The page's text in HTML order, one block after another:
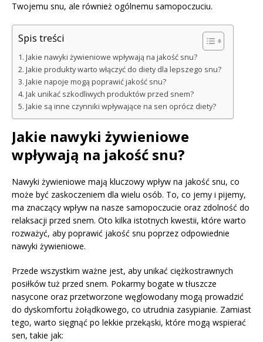
Twojemu snu, ale również ogólnemu samopoczuciu.
Spis treści
Jakie nawyki żywieniowe wpływają na jakość snu?
Jakie produkty warto włączyć do diety dla lepszego snu?
Jakie napoje mogą poprawić jakość snu?
Jak unikać szkodliwych produktów przed snem?
Jakie są inne czynniki wpływające na sen oprócz diety?
Jakie nawyki żywieniowe
wpływają na jakość snu?
Nawyki żywieniowe mają kluczowy wpływ na jakość snu, co
może być zaskoczeniem dla wielu osób. To, co jemy i pijemy,
ma znaczący wpływ na nasze samopoczucie oraz zdolność do
relaksacji przed snem. Oto kilka istotnych kwestii, które warto
rozważyć, aby poprawić jakość snu poprzez odpowiednie
nawyki żywieniowe.
Przede wszystkim ważne jest, aby unikać ciężkostrawnych
posiłków tuż przed snem. Pokarmy bogate w tłuszcze
nasycone oraz przetworzone węglowodany mogą prowadzić
do dyskomfortu żołądkowego, co utrudnia zasypianie. Zamiast
tego, warto sięgnąć po lekkie przekąski, które mogą wspierać
sen, takie jak: